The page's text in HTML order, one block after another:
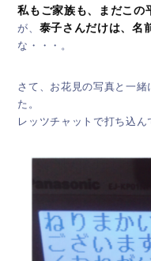
私もご家族も、まだこの
が、 泰子さんだけは、
な・・・。
さて、お花見の写真と一緒
た。
レッツチャットで打ち込